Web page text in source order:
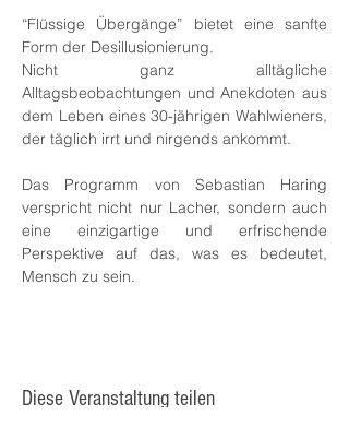
“Flüssige Übergänge” bietet eine sanfte
Form der Desillusionierung.
Nicht ganz alltägliche
Alltagsbeobachtungen und Anekdoten aus
dem Leben eines 30-jährigen Wahlwieners,
der täglich irrt und nirgends ankommt.
Das Programm von Sebastian Haring
verspricht nicht nur Lacher, sondern auch
eine einzigartige und erfrischende
Perspektive auf das, was es bedeutet,
Mensch zu sein.
Diese Veranstaltung teilen